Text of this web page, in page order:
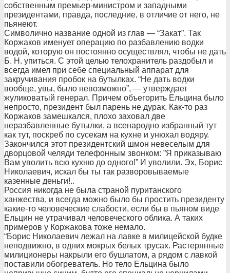
собственным премьер-министром и западными
президентами, правда, последние, в отличие от него, не
пьянеют.
Символично название одной из глав — “Закат”. Так
Коржаков именует операцию по разбавлению водки
водой, которую он постоянно осуществлял, чтобы не дать
Б. Н. упиться. С этой целью телохранитель раздобыл и
всегда имел при себе специальный аппарат для
закручивания пробок на бутылках. “Не дать водки
вообще, увы, было невозможно”, — утверждает
жуликоватый генерал. Причем объегорить Ельцина было
непросто, президент был парень не дурак. Как-то раз
Коржаков замешкался, плохо заховал две
неразбавленные бутылки, а всенародно избранный тут
как тут, поскреб по сусекам на кухне и унюхал водяру.
Закончился этот президентский шмон невеселым для
дворцовой челяди телефонным звонком: ”Я приказываю
Вам уволить всю кухню до одного!” И уволили. Эх, Борис
Николаевич, искал бы ты так разворовываемые
казенные деньги!..
Россия никогда не была страной пуританского
ханжества, и всегда можно было бы простить президенту
какие-то человеческие слабости, если бы в пьяном виде
Ельцин не утрачивал человеческого облика. А таких
примеров у Коржакова тоже немало.
“Борис Николаевич лежал на лавке в милицейской будке
неподвижно, в одних мокрых белых трусах. Растерянные
милиционеры накрыли его бушлатом, а рядом с лавкой
поставили обогреватель. Но тело Ельцина было